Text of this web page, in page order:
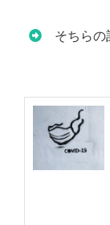
そちらの